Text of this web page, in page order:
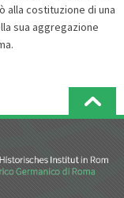
alla costituzione di una
sua aggregazione